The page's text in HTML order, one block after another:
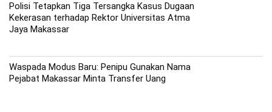
Polisi Tetapkan Tiga Tersangka Kasus Dugaan
Kekerasan terhadap Rektor Universitas Atma
Jaya Makassar
Waspada Modus Baru: Penipu Gunakan Nama
Pejabat Makassar Minta Transfer Uang